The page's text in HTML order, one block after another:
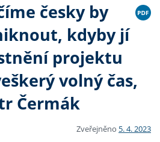
česky by
kdyby jí
projektu
volný čas,
Čermák
Zveřejněno 5. 4. 2023